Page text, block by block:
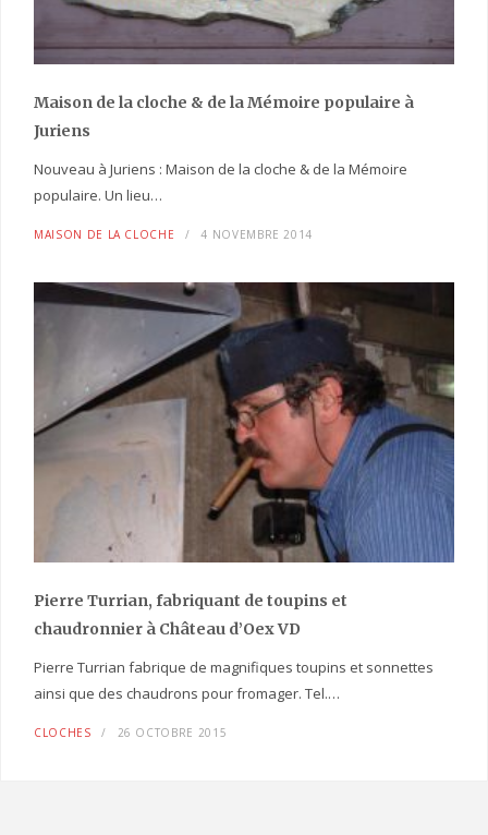
Maison de la cloche & de la Mémoire populaire à
Juriens
Nouveau à Juriens : Maison de la cloche & de la Mémoire
populaire. Un lieu…
MAISON DE LA CLOCHE 4 NOVEMBRE 2014
Pierre Turrian, fabriquant de toupins et
chaudronnier à Château d’Oex VD
Pierre Turrian fabrique de magnifiques toupins et sonnettes
ainsi que des chaudrons pour fromager. Tel.…
CLOCHES 26 OCTOBRE 2015